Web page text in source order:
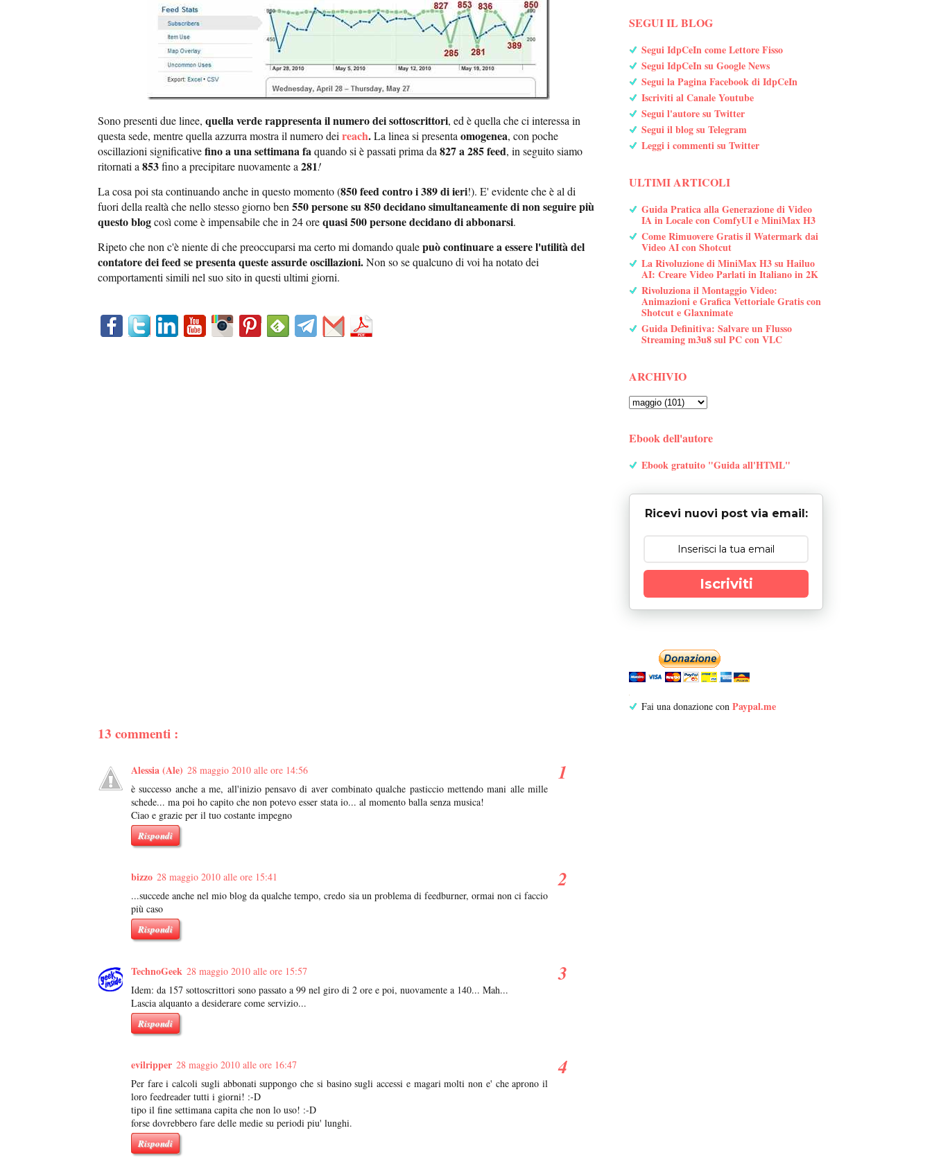
Sono presenti due linee, quella verde rappresenta il numero dei sottoscrittori, ed è quella che ci interessa in
questa sede, mentre quella azzurra mostra il numero dei reach.La linea si presenta omogenea, con poche
oscillazioni significativefino a una settimana faquando si è passati prima da 827 a 285 feed, in seguito siamo
ritornati a 853fino a precipitare nuovamente a 281!
La cosa poi sta continuando anche in questo momento (850 feed contro i 389 di ieri!). E' evidente che è al di
fuori della realtà che nello stesso giorno ben 550 persone su 850 decidano simultaneamente di non seguire più
questo blogcosì come è impensabile che in 24 orequasi 500 persone decidano di abbonarsi.
Ripeto che non c'è niente di che preoccuparsi ma certo mi domando qualepuò continuare a essere l'utilità del
contatore dei feed se presenta queste assurde oscillazioni.Non so se qualcuno di voi ha notato dei
comportamenti simili nel suo sito in questi ultimi giorni.
13 commenti :
Alessia (Ale) 28 maggio 2010 alle ore 14:56
è successo anche a me, all'inizio pensavo di aver combinato qualche pasticcio mettendo mani alle mille
schede... ma poi ho capito che non potevo esser stata io... al momento balla senza musica!
Ciao e grazie per il tuo costante impegno
Rispondi
bizzo 28 maggio 2010 alle ore 15:41
...succede anche nel mio blog da qualche tempo, credo sia un problema di feedburner, ormai non ci faccio
più caso
Rispondi
TechnoGeek 28 maggio 2010 alle ore 15:57
Idem: da 157 sottoscrittori sono passato a 99 nel giro di 2 ore e poi, nuovamente a 140... Mah...
Lascia alquanto a desiderare come servizio...
Rispondi
evilripper 28 maggio 2010 alle ore 16:47
Per fare i calcoli sugli abbonati suppongo che si basino sugli accessi e magari molti non e' che aprono il
loro feedreader tutti i giorni! :-D
tipo il fine settimana capita che non lo uso! :-D
forse dovrebbero fare delle medie su periodi piu' lunghi.
Rispondi
SEGUI IL BLOG
Segui IdpCeIn come Lettore Fisso
Segui IdpCeIn su Google News
Segui la Pagina Facebook di IdpCeIn
Iscriviti al Canale Youtube
Segui l'autore su Twitter
Segui il blog su Telegram
Leggi i commenti su Twitter
ULTIMI ARTICOLI
Guida Pratica alla Generazione di Video
IA in Locale con ComfyUI e MiniMax H3
Come Rimuovere Gratis il Watermark dai
Video AI con Shotcut
La Rivoluzione di MiniMax H3 su Hailuo
AI: Creare Video Parlati in Italiano in 2K
Rivoluziona il Montaggio Video:
Animazioni e Grafica Vettoriale Gratis con
Shotcut e Glaxnimate
Guida Definitiva: Salvare un Flusso
Streaming m3u8 sul PC con VLC
ARCHIVIO
Ebook dell'autore
Ebook gratuito "Guida all'HTML"
Ricevi nuovi post via email:
Iscriviti
Fai una donazione con Paypal.me